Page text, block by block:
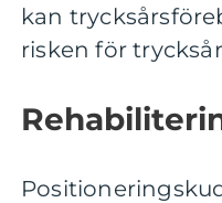
kan
risken för